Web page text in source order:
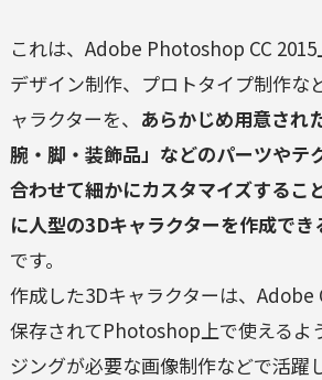
これは、Adobe Photoshop CC
デザイン制作、プロトタイプ制作な
ャラクターを、 あらかじめ用意され
腕・脚・装飾品」などのパーツやテ
合わせて細かにカスタマイズするこ
に人型の3Dキャラクターを作成で
です。
作成した3Dキャラクターは、Adobe
保存されてPhotoshop上で使えるよ
ジングが必要な画像制作などで活躍